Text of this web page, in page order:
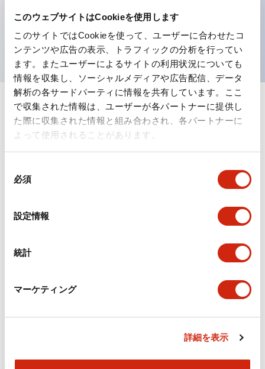
このウェブサイトはCookieを使用します
このサイトではCookieを使って、ユーザーに合わせたコ
ンテンツや広告の表示、トラフィックの分析を行ってい
ます。またユーザーによるサイトの利用状況についても
情報を収集し、ソーシャルメディアや広告配信、データ
解析の各サードパーティに情報を共有しています。ここ
で収集された情報は、ユーザーが各パートナーに提供し
た際に収集された情報と組み合わされ、各パートナーに
よって使用されることがあります。
必須
設定情報
統計
マーケティング
詳細を表示
ター、ダイオード付き
密閉保護
仕様 すべて展開
電気的仕様